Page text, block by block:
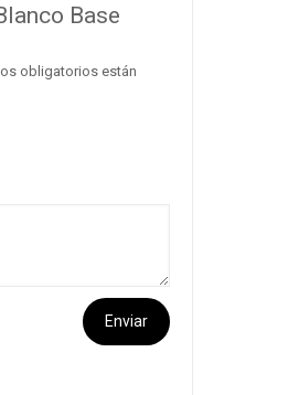
Base
obligatorios están